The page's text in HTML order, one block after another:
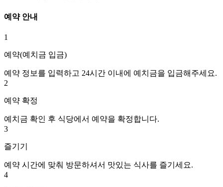
예약 안내
1
예약(예치금 입금)
예약 정보를 입력하고 24시간 이내에 예치금을 입금해주세요.
2
예약 확정
예치금 확인 후 식당에서 예약을 확정합니다.
3
즐기기
예약 시간에 맞춰 방문하셔서 맛있는 식사를 즐기세요.
4